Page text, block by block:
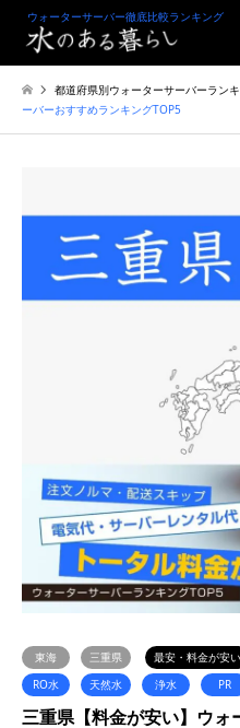
ウォーターサーバー徹底比較ランキング
都道府県別ウォーターサーバーラン
ーバーおすすめランキングTOP5
東海 三重県
最安・料金が安い
RO水
天然水 浄水 PR
三重県【料金が安い】ウォ